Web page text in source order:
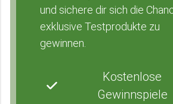
und sichere dir sich die
exklusive Testprodukte zu
gewinnen.
Kostenlose
Gewinnspiele